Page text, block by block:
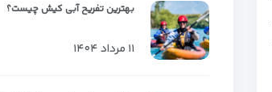
بهترین تفریح آبی کیش چیست؟
۱۱ مرداد ۱۴۰۴